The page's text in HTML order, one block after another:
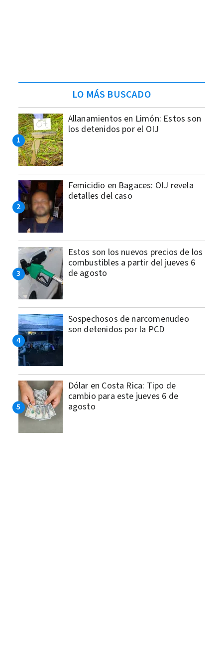
LO MÁS BUSCADO
Allanamientos en Limón: Estos son
los detenidos por el OIJ
Femicidio en Bagaces: OIJ revela
detalles del caso
Estos son los nuevos precios de los
combustibles a partir del jueves 6
de agosto
Sospechosos de narcomenudeo
son detenidos por la PCD
Dólar en Costa Rica: Tipo de
cambio para este jueves 6 de
agosto